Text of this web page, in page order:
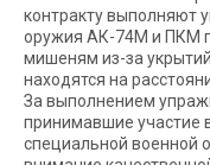
контракту выполняют
оружия АК-74М и ПКМ
мишеням из-за
находятся на
За выполнением
принимавшие участие
специальной военной